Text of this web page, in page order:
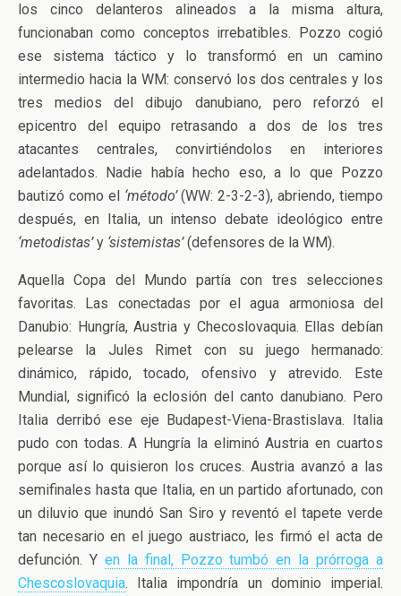
los cinco delanteros alineados a la misma altura,
funcionaban como conceptos irrebatibles. Pozzo cogió
ese sistema táctico y lo transformó en un camino
intermedio hacia la WM: conservó los dos centrales y los
tres medios del dibujo danubiano, pero reforzó el
epicentro del equipo retrasando a dos de los tres
atacantes centrales, convirtiéndolos en interiores
adelantados. Nadie había hecho eso, a lo que Pozzo
bautizó como el ‘método’(WW: 2-3-2-3), abriendo, tiempo
después, en Italia, un intenso debate ideológico entre
‘metodistas’y ‘sistemistas’(defensores de la WM).
Aquella Copa del Mundo partía con tres selecciones
favoritas. Las conectadas por el agua armoniosa del
Danubio: Hungría, Austria y Checoslovaquia. Ellas debían
pelearse la Jules Rimet con su juego hermanado:
dinámico, rápido, tocado, ofensivo y atrevido. Este
Mundial, significó la eclosión del canto danubiano. Pero
Italia derribó ese eje Budapest-Viena-Brastislava. Italia
pudo con todas. A Hungría la eliminó Austria en cuartos
porque así lo quisieron los cruces. Austria avanzó a las
semifinales hasta que Italia, en un partido afortunado, con
un diluvio que inundó San Siro y reventó el tapete verde
tan necesario en el juego austriaco, les firmó el acta de
defunción. Y en la final, Pozzo tumbó en la prórroga a
Chescoslovaquia. Italia impondría un dominio imperial.